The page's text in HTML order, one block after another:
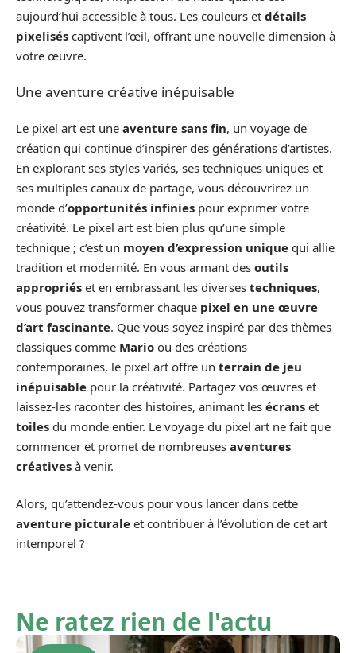
aujourd’hui accessible à tous. Les couleurs et détails
pixelisés captivent l’œil, offrant une nouvelle dimension à
votre œuvre.
Une aventure créative inépuisable
Le pixel art est une aventure sans fin, un voyage de
création qui continue d’inspirer des générations d’artistes.
En explorant ses styles variés, ses techniques uniques et
ses multiples canaux de partage, vous découvrirez un
monde d’opportunités infinies pour exprimer votre
créativité. Le pixel art est bien plus qu’une simple
technique ; c’est un moyen d’expression unique qui allie
tradition et modernité. En vous armant des outils
appropriés et en embrassant les diverses techniques,
vous pouvez transformer chaque pixel en une œuvre
d’art fascinante. Que vous soyez inspiré par des thèmes
classiques comme Mario ou des créations
contemporaines, le pixel art offre un terrain de jeu
inépuisable pour la créativité. Partagez vos œuvres et
laissez-les raconter des histoires, animant les écrans et
toiles du monde entier. Le voyage du pixel art ne fait que
commencer et promet de nombreuses aventures
créatives à venir.
Alors, qu’attendez-vous pour vous lancer dans cette
aventure picturale et contribuer à l’évolution de cet art
intemporel ?
Ne ratez rien de l'actu